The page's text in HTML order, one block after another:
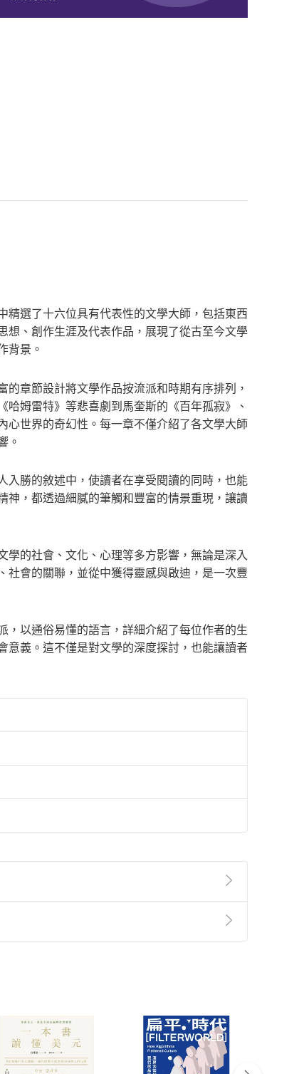
選了十六位具有代表性的文學大師，包括東西
想、創作生涯及代表作品，展現了從古至今文學
背景。
章節設計將文學作品按流派和時期有序排列，
姆雷特》等悲喜劇到馬奎斯的《百年孤寂》、
心世界的奇幻性。每一章不僅介紹了各文學大師
。
勝的敘述中，使讀者在享受閱讀的同時，也能
神，都透過細膩的筆觸和豐富的情景重現，讓讀
的社會、文化、心理等多方影響，無論是深入
社會的關聯，並從中獲得靈感與啟迪，是一次豐
，以通俗易懂的語言，詳細介紹了每位作者的生
意義。這不僅是對文學的深度探討，也能讓讀者
2條第5款之規定，「非以有形媒介提供之數位
媒介提供之數位內容，消費者同意若訂購後
「瀏覽訂單明細」
「申請取消訂單/退
付款方式
Payment
完成訂單
Complete